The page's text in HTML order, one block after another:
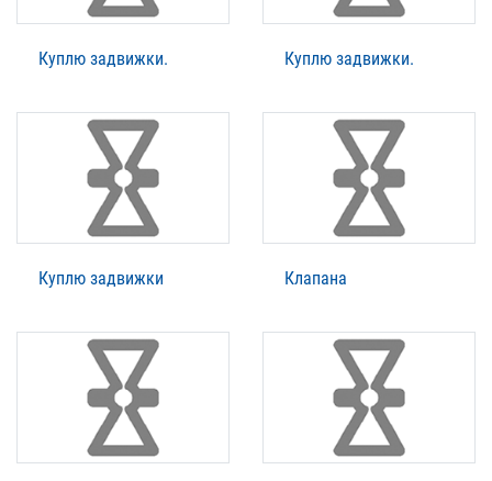
Куплю задвижки. Куплю задвижки.
Куплю задвижки Клапана